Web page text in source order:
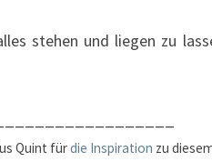
stehen und liegen zu
Quint fürdie Inspiration zu